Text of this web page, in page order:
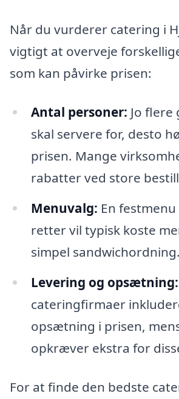
Når du vurderer catering i
vigtigt at overveje
som kan påvirke prisen:
Antal personer: Jo
skal servere for, desto
prisen. Mange
rabatter ved store
Menuvalg: En
retter vil typisk koste
simpel sandwichordning.
Levering og opsætning:
cateringfirmaer
opsætning i prisen,
opkræver ekstra for
For at finde den bedste